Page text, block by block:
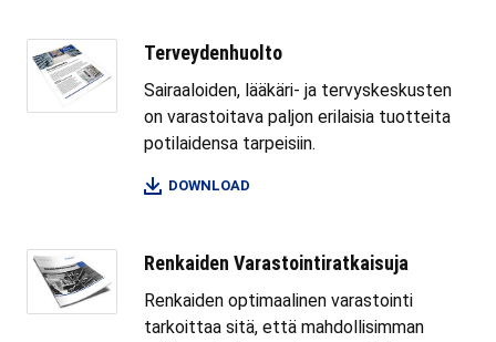
Terveydenhuolto
Sairaaloiden, lääkäri- ja tervyskeskusten
on varastoitava paljon erilaisia tuotteita
potilaidensa tarpeisiin.
DOWNLOAD
Renkaiden Varastointiratkaisuja
Renkaiden optimaalinen varastointi
tarkoittaa sitä, että mahdollisimman